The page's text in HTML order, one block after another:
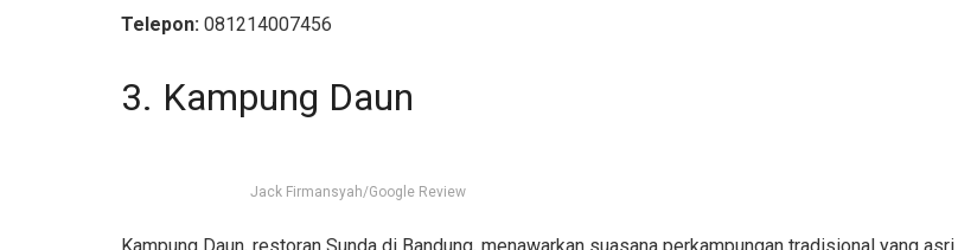
Telepon: 081214007456
3. Kampung Daun
Jack Firmansyah/Google Review
Kampung Daun, restoran Sunda di Bandung, menawarkan suasana perkampungan tradisional yang asri.